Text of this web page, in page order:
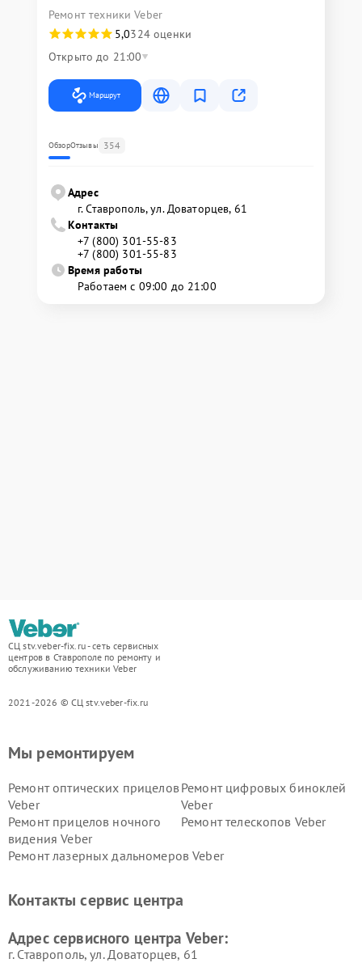
Ремонт техники Veber
5,0324 оценки
Открыто до 21:00
Маршрут
ОбзорОтзывы 354
Адрес
г. Ставрополь, ул. Доваторцев, 61
Контакты
+7 (800) 301-55-83
+7 (800) 301-55-83
Время работы
Работаем с 09:00 до 21:00
СЦ stv.veber-fix.ru - сеть сервисных
центров в Ставрополе по ремонту и
обслуживанию техники Veber
2021-2026 © СЦ stv.veber-fix.ru
Мы ремонтируем
Ремонт оптических прицелов
Veber
Ремонт цифровых биноклей
Veber
Ремонт прицелов ночного
видения Veber
Ремонт телескопов Veber
Ремонт лазерных дальномеров Veber
Контакты сервис центра
Адрес сервисного центра Veber:
г. Ставрополь, ул. Доваторцев, 61